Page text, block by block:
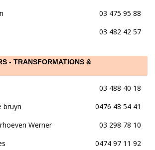
03 475 95 88
03 482 42 57
- TRANSFORMATIONS &
03 488 40 18
bruyn
0476 48 54 41
Werner
03 298 78 10
0474 97 11 92